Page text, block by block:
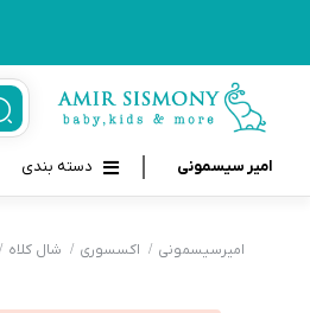
امیر سیسمونی دسته بندی
امیرسیسمونی اکسسوری شال کلاه